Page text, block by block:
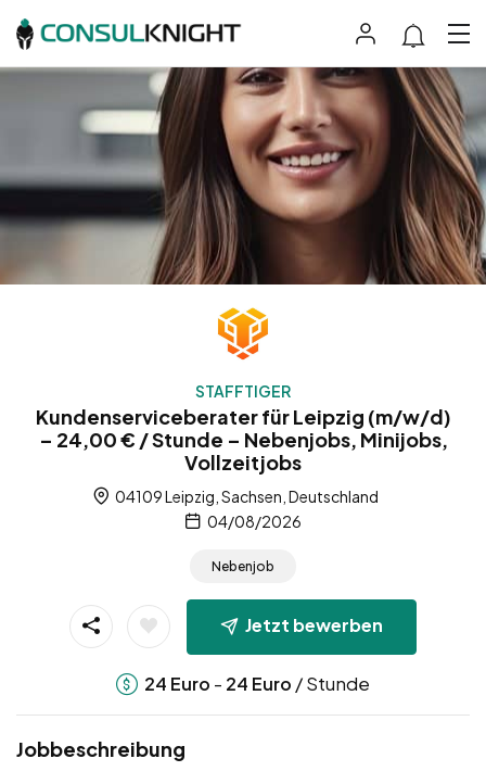
STAFFTIGER
Kundenserviceberater für Leipzig (m/w/d)
– 24,00 € / Stunde – Nebenjobs, Minijobs,
Vollzeitjobs
04109 Leipzig, Sachsen, Deutschland
04/08/2026
Nebenjob
Jetzt bewerben
24 Euro - 24 Euro / Stunde
Jobbeschreibung